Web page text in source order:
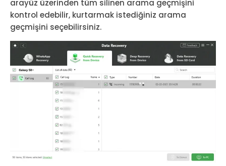
arayüz üzerinden tüm silinen arama geçmişini
kontrol edebilir, kurtarmak istediğiniz arama
geçmişini seçebilirsiniz.